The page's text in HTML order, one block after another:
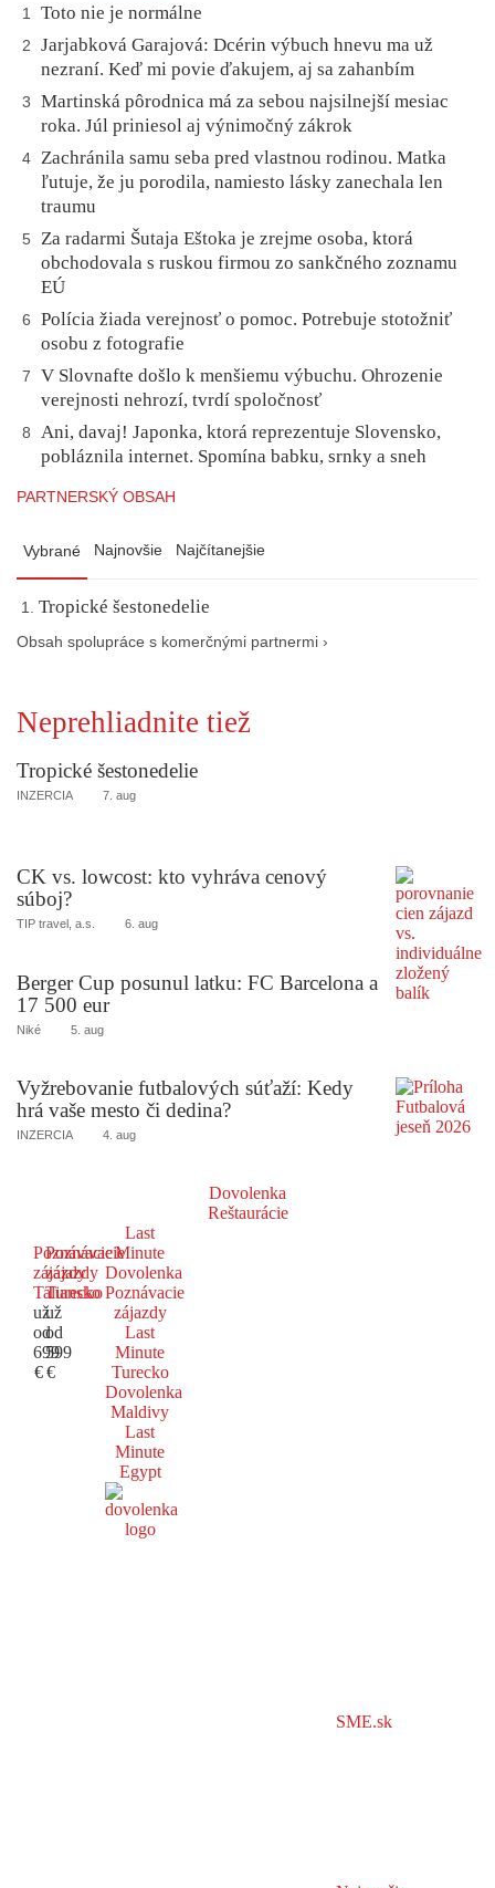
1 Toto nie je normálne
2
Jarjabková Garajová: Dcérin výbuch hnevu ma už
nezraní. Keď mi povie ďakujem, aj sa zahanbím
3
Martinská pôrodnica má za sebou najsilnejší mesiac
roka. Júl priniesol aj výnimočný zákrok
4 Zachránila samu seba pred vlastnou rodinou. Matka
ľutuje, že ju porodila, namiesto lásky zanechala len
traumu
5
Za radarmi Šutaja Eštoka je zrejme osoba, ktorá
obchodovala s ruskou firmou zo sankčného zoznamu
EÚ
6
Polícia žiada verejnosť o pomoc. Potrebuje stotožniť
osobu z fotografie
7
V Slovnafte došlo k menšiemu výbuchu. Ohrozenie
verejnosti nehrozí, tvrdí spoločnosť
8
Ani, davaj! Japonka, ktorá reprezentuje Slovensko,
pobláznila internet. Spomína babku, srnky a sneh
PARTNERSKÝ OBSAH
Vybrané Najnovšie Najčítanejšie
Tropické šestonedelie
Obsah spolupráce s komerčnými partnermi ›
Neprehliadnite tiež
Tropické šestonedelie
INZERCIA 7. aug
CK vs. lowcost: kto vyhráva cenový
súboj?
TIP travel, a.s. 6. aug
Berger Cup posunul latku: FC Barcelona a
17 500 eur
Niké 5. aug
Vyžrebovanie futbalových súťaží: Kedy
hrá vaše mesto či dedina?
INZERCIA 4. aug
Dovolenka
Reštaurácie
Poznávacie
zájazdy
Taliansko
už
od
699
€
Poznávacie
zájazdy
Turecko
už
od
599
€
Last
Minute
Dovolenka
Poznávacie
zájazdy
Last
Minute
Turecko
Dovolenka
Maldivy
Last
Minute
Egypt
SME.sk